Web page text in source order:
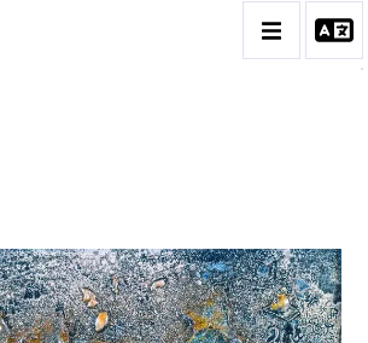
DES OEUVRES
CONTACT